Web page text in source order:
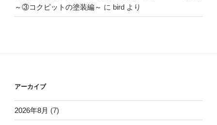
～③コクピットの塗装編～ に bird より
アーカイブ
2026年8月 (7)